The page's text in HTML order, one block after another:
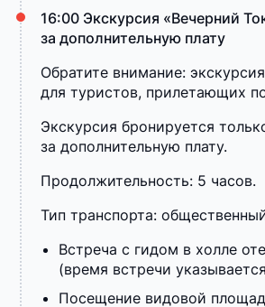
16:00 Экскурсия «Вечерний
за дополнительную плату
Обратите внимание:
для туристов, прилетающих
Экскурсия бронируется
за дополнительную плату.
Продолжительность: 5 часов.
Тип транспорта:
Встреча с гидом в холле
(время встречи
Посещение видовой